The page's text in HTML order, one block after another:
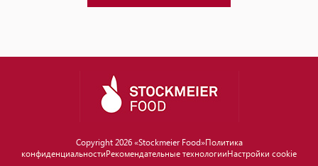
Copyright 2026 «Stockmeier Food»Политика
конфиденциальностиРекомендательные технологииНастройки cookie